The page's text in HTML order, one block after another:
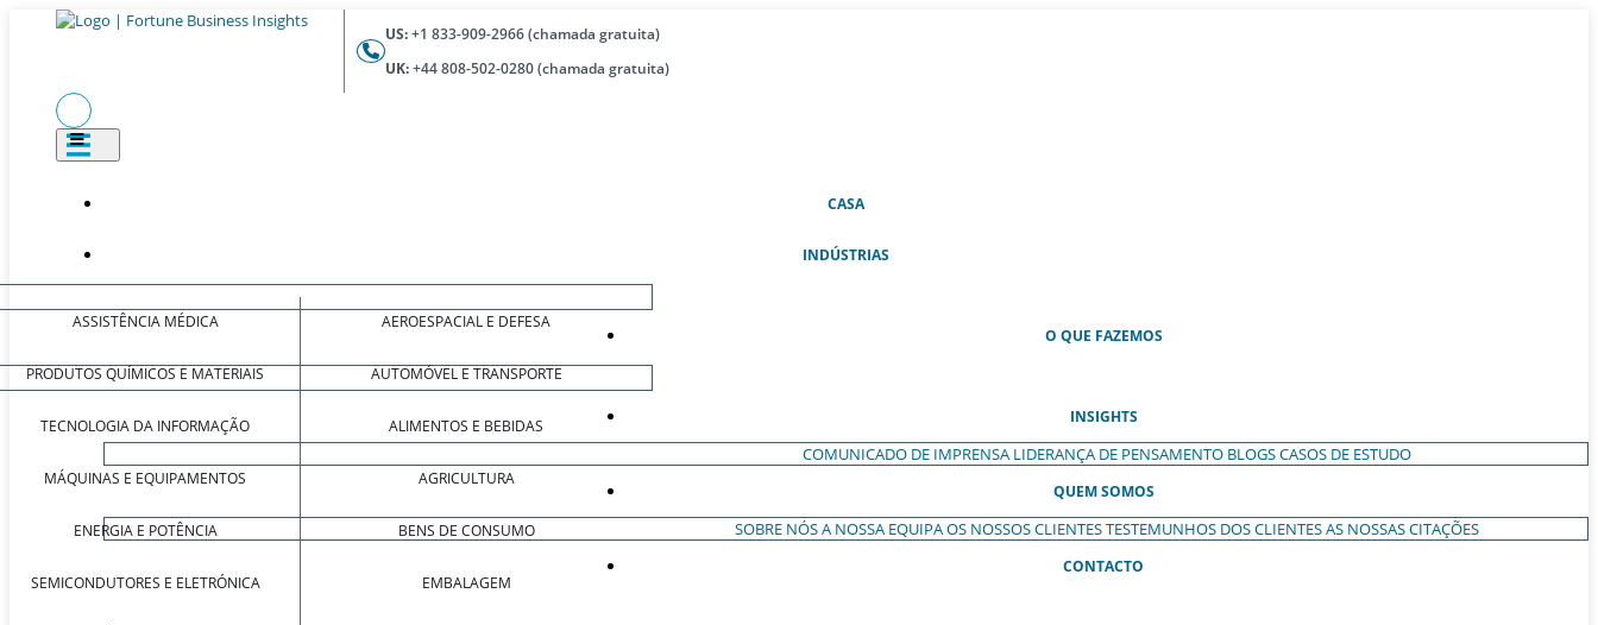
US:+1 833-909-2966 (chamada gratuita)
UK:+44 808-502-0280 (chamada gratuita)
CASA(ATUAL)
INDÚSTRIAS
ASSISTÊNCIA MÉDICA
PRODUTOS QUÍMICOS E MATERIAIS
TECNOLOGIA DA INFORMAÇÃO
MÁQUINAS E EQUIPAMENTOS
ENERGIA E POTÊNCIA
SEMICONDUTORES E ELETRÓNICA
AEROESPACIAL E DEFESA
AUTOMÓVEL E TRANSPORTE
ALIMENTOS E BEBIDAS
AGRICULTURA
BENS DE CONSUMO
EMBALAGEM
O QUE FAZEMOS
INSIGHTS
COMUNICADO DE IMPRENSA LIDERANÇA DE PENSAMENTO BLOGSCASOS DE ESTUDO
QUEM SOMOS
SOBRE NÓSA NOSSA EQUIPAOS NOSSOS CLIENTESTESTEMUNHOS DOS CLIENTESAS NOSSAS CITAÇÕES
CONTACTO